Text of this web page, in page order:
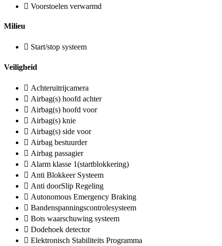
Voorstoelen verwarmd
Milieu
Start/stop systeem
Veiligheid
Achteruitrijcamera
Airbag(s) hoofd achter
Airbag(s) hoofd voor
Airbag(s) knie
Airbag(s) side voor
Airbag bestuurder
Airbag passagier
Alarm klasse 1(startblokkering)
Anti Blokkeer Systeem
Anti doorSlip Regeling
Autonomous Emergency Braking
Bandenspanningscontrolesysteem
Bots waarschuwing systeem
Dodehoek detector
Elektronisch Stabiliteits Programma